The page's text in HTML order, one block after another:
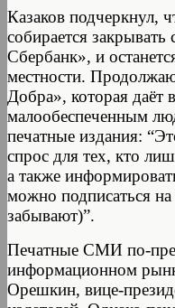
Казаков подчеркнул,
собирается
Сбербанк», и
местности.
Добра», которая даёт
малообеспеченным
печатные издания:
спрос для тех, кто
а также
можно подписаться
забывают)”.
Печатные СМИ по-
информационном
Орешкин, вице-